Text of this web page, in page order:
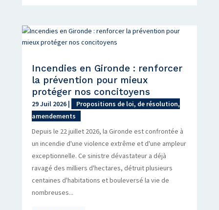
Incendies en Gironde : renforcer
la prévention pour mieux
protéger nos concitoyens
29 Juil 2026|
Propositions de loi, de résolution,
amendements
Depuis le 22 juillet 2026, la Gironde est confrontée à
un incendie d'une violence extrême et d'une ampleur
exceptionnelle. Ce sinistre dévastateur a déjà
ravagé des milliers d'hectares, détruit plusieurs
centaines d'habitations et bouleversé la vie de
nombreuses...